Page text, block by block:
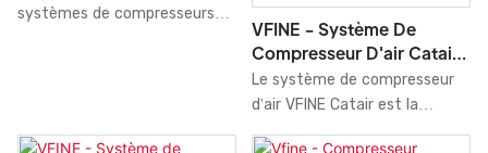
systèmes de compresseurs
avancée de compresseur sans
VFINE - Système De
Compresseur D'air Catair
Pour L'alimentation En Air
Des Machines Laser
Le système de compresseur
d'air VFINE Catair est la